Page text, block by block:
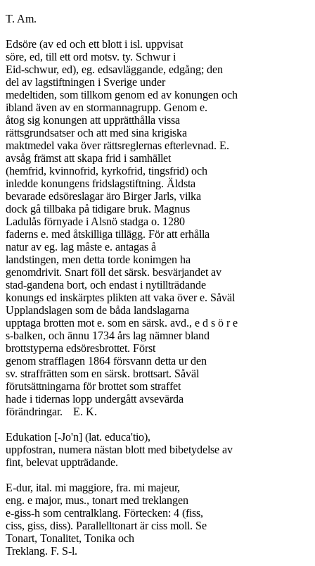
T. Am.
Edsöre (av ed och ett blott i isl. uppvisat
söre, ed, till ett ord motsv. ty. Schwur i
Eid-schwur, ed), eg. edsavläggande, edgång; den
del av lagstiftningen i Sverige under
medeltiden, som tillkom genom ed av konungen och
ibland även av en stormannagrupp. Genom e.
åtog sig konungen att upprätthålla vissa
rättsgrundsatser och att med sina krigiska
maktmedel vaka över rättsreglernas efterlevnad. E.
avsåg främst att skapa frid i samhället
(hemfrid, kvinnofrid, kyrkofrid, tingsfrid) och
inledde konungens fridslagstiftning. Äldsta
bevarade edsöreslagar äro Birger Jarls, vilka
dock gå tillbaka på tidigare bruk. Magnus
Ladulås förnyade i Alsnö stadga o. 1280
faderns e. med åtskilliga tillägg. För att erhålla
natur av eg. lag måste e. antagas å
landstingen, men detta torde konimgen ha
genomdrivit. Snart föll det särsk. besvärjandet av
stad-gandena bort, och endast i nytillträdande
konungs ed inskärptes plikten att vaka över e. Såväl
Upplandslagen som de båda landslagarna
upptaga brotten mot e. som en särsk. avd., e d s ö r e
s-balken, och ännu 1734 års lag nämner bland
brottstyperna edsöresbrottet. Först
genom strafflagen 1864 försvann detta ur den
sv. straffrätten som en särsk. brottsart. Såväl
förutsättningarna för brottet som straffet
hade i tidernas lopp undergått avsevärda
förändringar.	E. K.
Edukation [-Jo'n] (lat. educa'tio),
uppfostran, numera nästan blott med bibetydelse av
fint, belevat uppträdande.
E-dur, ital. mi maggiore, fra. mi majeur,
eng. e major, mus., tonart med treklangen
e-giss-h som centralklang. Förtecken: 4 (fiss,
ciss, giss, diss). Parallelltonart är ciss moll. Se
Tonart, Tonalitet, Tonika och
Treklang.	F. S-l.